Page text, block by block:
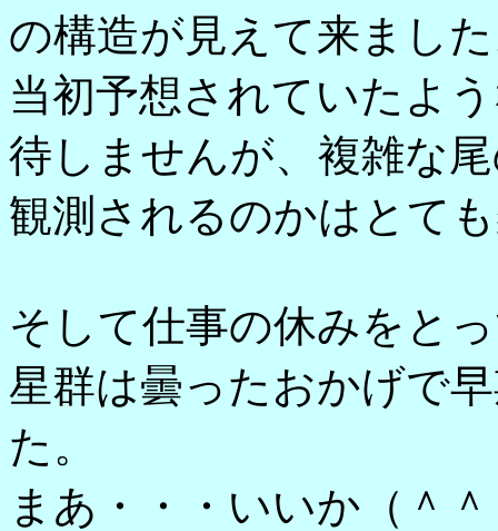
の構造が見えて来まし
当初予想されていたよ
待しませんが、複雑な
観測されるのかはとて
そして仕事の休みをと
星群は曇ったおかげで
た。
まあ・・・いいか（＾